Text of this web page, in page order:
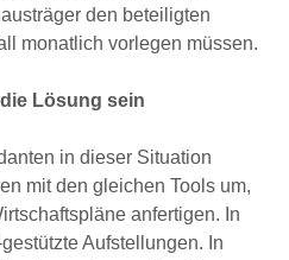
den beteiligten
monatlich vorlegen müssen.
Lösung sein
in dieser Situation
mit den gleichen Tools um,
anfertigen. In
Aufstellungen. In